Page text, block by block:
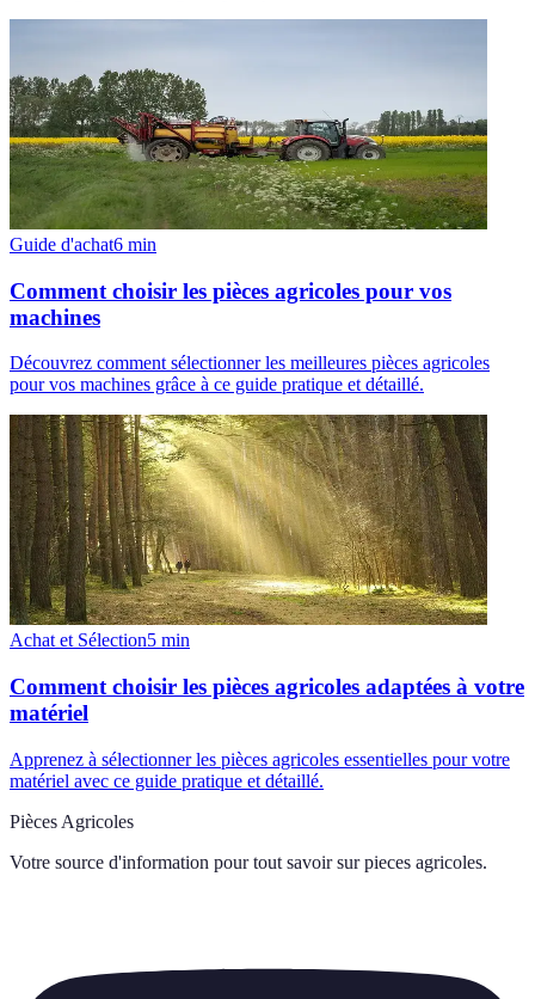
Guide d'achat6 min
Comment choisir les pièces agricoles pour vos
machines
Découvrez comment sélectionner les meilleures pièces agricoles
pour vos machines grâce à ce guide pratique et détaillé.
Achat et Sélection5 min
Comment choisir les pièces agricoles adaptées à votre
matériel
Apprenez à sélectionner les pièces agricoles essentielles pour votre
matériel avec ce guide pratique et détaillé.
Pièces Agricoles
Votre source d'information pour tout savoir sur pieces agricoles.